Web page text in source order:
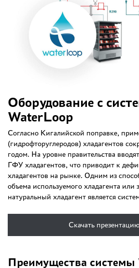
Оборудование с
WaterLoop
Согласно Кигалийской поправке,
(гидрофторуглеродов) хладагентов
годом. На уровне правительства
ГФУ хладагентов, что приводит к
хладагентов на рынке. Одним из
объема используемого хладагента или
натуральный хладагент является
Скачать
Преимущества системы